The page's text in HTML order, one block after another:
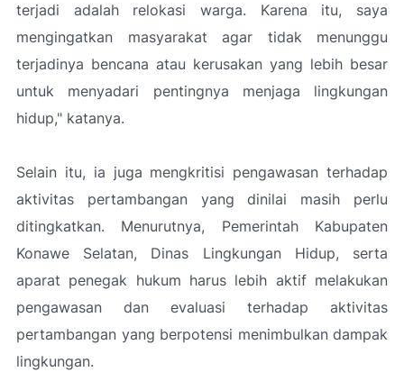
terjadi adalah relokasi warga. Karena itu, saya
mengingatkan masyarakat agar tidak menunggu
terjadinya bencana atau kerusakan yang lebih besar
untuk menyadari pentingnya menjaga lingkungan
hidup," katanya.
Selain itu, ia juga mengkritisi pengawasan terhadap
aktivitas pertambangan yang dinilai masih perlu
ditingkatkan. Menurutnya, Pemerintah Kabupaten
Konawe Selatan, Dinas Lingkungan Hidup, serta
aparat penegak hukum harus lebih aktif melakukan
pengawasan dan evaluasi terhadap aktivitas
pertambangan yang berpotensi menimbulkan dampak
lingkungan.